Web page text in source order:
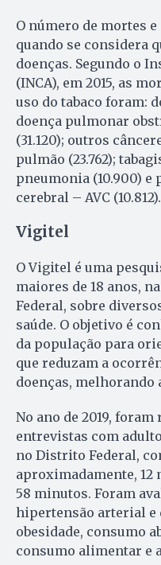
O número de mortes
quando se considera
doenças. Segundo o
(INCA), em 2015, as
uso do tabaco foram:
doença pulmonar
(31.120); outros
pulmão (23.762);
pneumonia (10.900) e
cerebral – AVC (10.812).
Vigitel
O Vigitel é uma
maiores de 18 anos,
Federal, sobre
saúde. O objetivo é
da população para
que reduzam a
doenças, melhorando
No ano de 2019, foram
entrevistas com
no Distrito Federal,
aproximadamente, 12
58 minutos. Foram
hipertensão arterial e
obesidade, consumo
consumo alimentar e